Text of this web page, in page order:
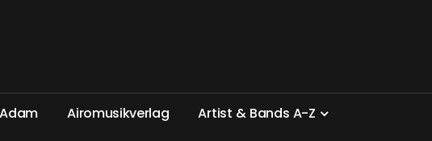
Adam Airomusikverlag Artist & Bands A-Z